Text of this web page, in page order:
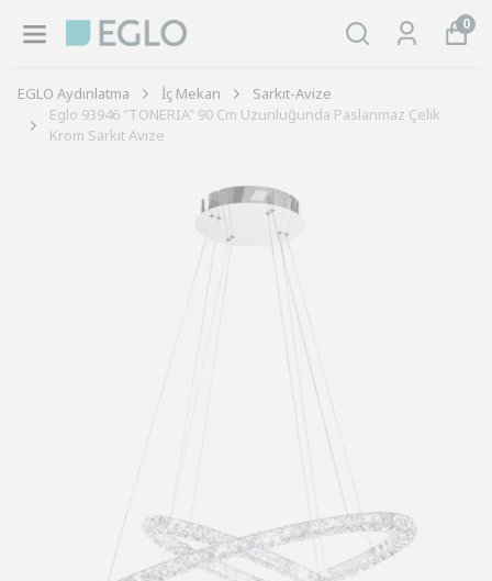
0
EGLO Aydınlatma İç Mekan
Sarkıt-Avize
Eglo 93946 "TONERIA" 90 Cm Uzunluğunda Paslanmaz Çelik
Krom Sarkıt Avize